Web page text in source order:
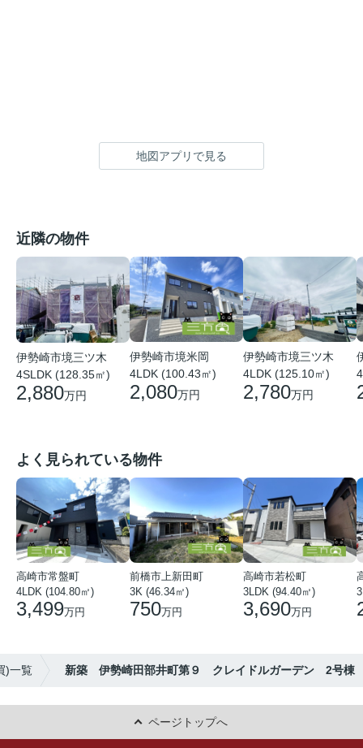
地図アプリで見る
近隣の物件
伊勢崎市境三ツ木
4SLDK (128.35㎡)
2,880万円
伊勢崎市境米岡
4LDK (100.43㎡)
2,080万円
伊勢崎市境三ツ木
4LDK (125.10㎡)
2,780万円
よく見られている物件
高崎市常盤町
4LDK (104.80㎡)
3,499万円
前橋市上新田町
3K (46.34㎡)
750万円
高崎市若松町
3LDK (94.40㎡)
3,690万円
)一覧 新築 伊勢崎田部井町第９ クレイドルガーデン 2号棟
ページトップへ